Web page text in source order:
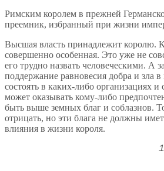
Римским королем в прежней
преемник, избранный при жизни
Высшая власть принадлежит королю.
совершенно особенная. Это уже не
его трудно назвать человеческими. А
поддержание равновесия добра и зла
состоять в каких-либо организациях
может оказывать кому-либо
быть выше земных благ и соблазнов.
отрицать, но эти блага не должны
влияния в жизни короля.